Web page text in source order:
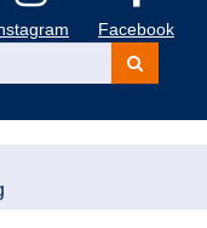
Facebook
Kurse
suchen